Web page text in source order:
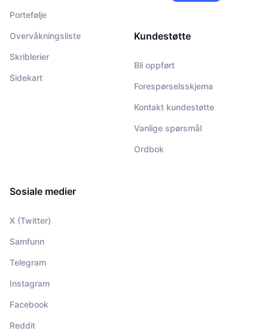
Portefølje
Overvåkningsliste
Skriblerier
Sidekart
Kundestøtte
Bli oppført
Forespørselsskjema
Kontakt kundestøtte
Vanlige spørsmål
Ordbok
Sosiale medier
X (Twitter)
Samfunn
Telegram
Instagram
Facebook
Reddit